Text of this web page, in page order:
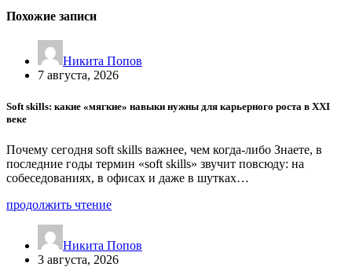
Похожие записи
Никита Попов
7 августа, 2026
Soft skills: какие «мягкие» навыки нужны для карьерного роста в XXI
веке
Почему сегодня soft skills важнее, чем когда-либо Знаете, в
последние годы термин «soft skills» звучит повсюду: на
собеседованиях, в офисах и даже в шутках…
продолжить чтение
Никита Попов
3 августа, 2026